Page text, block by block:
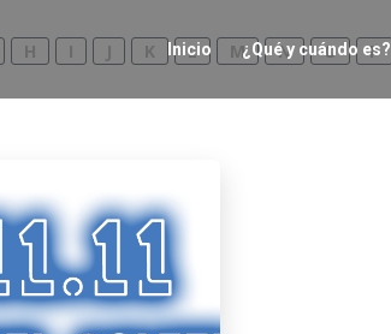
Inicio ¿Qué y cuándo es?
H I J K L M N O P